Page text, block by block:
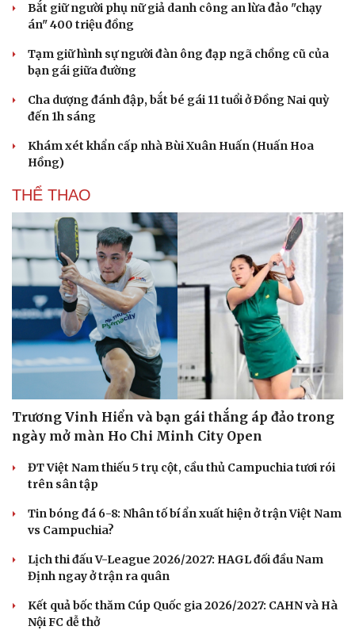
Sức khỏe
Cây thuốc
Sản phụ khoa
Nhi khoa
Nam khoa
Phòng mạch online
Ăn sạch sống khỏe
Blog
Bắt giữ người phụ nữ giả danh công an lừa đảo "chạy
án" 400 triệu đồng
Tạm giữ hình sự người đàn ông đạp ngã chồng cũ của
bạn gái giữa đường
Cha dượng đánh đập, bắt bé gái 11 tuổi ở Đồng Nai quỳ
đến 1h sáng
Khám xét khẩn cấp nhà Bùi Xuân Huấn (Huấn Hoa
Hồng)
THỂ THAO
Trương Vinh Hiển và bạn gái thắng áp đảo trong
ngày mở màn Ho Chi Minh City Open
ĐT Việt Nam thiếu 5 trụ cột, cầu thủ Campuchia tươi rói
trên sân tập
Tin bóng đá 6-8: Nhân tố bí ẩn xuất hiện ở trận Việt Nam
vs Campuchia?
Lịch thi đấu V-League 2026/2027: HAGL đối đầu Nam
Định ngay ở trận ra quân
Kết quả bốc thăm Cúp Quốc gia 2026/2027: CAHN và Hà
Nội FC dễ thở